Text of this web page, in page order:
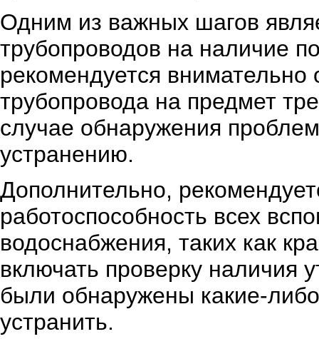
Одним из важных шагов
трубопроводов на наличие
рекомендуется внимательно
трубопровода на предмет
случае обнаружения
устранению.
Дополнительно,
работоспособность всех
водоснабжения, таких как
включать проверку наличия
были обнаружены какие-
устранить.